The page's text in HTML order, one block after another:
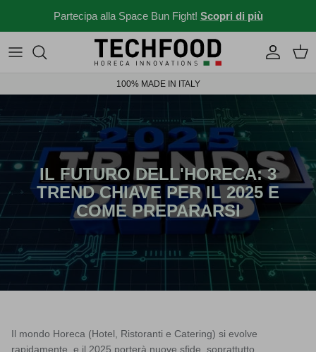
Partecipa alla Space Bun Fight! Scopri di più
Macchine professionali
Altri prodotti
Novità 2026 Solubili Industry 4.0
Menu e ricette
News dal mondo Ho.re.ca.
Idee per il tuo locale
Storie da bar
News ed eventi
100% MADE IN ITALY
IL FUTURO DELL'HORECA: 3
TREND CHIAVE PER IL 2025 E
COME PREPARARSI
Il mondo Horeca (Hotel, Ristoranti e Catering) si evolve
rapidamente, e il 2025 porterà nuove sfide, soprattutto